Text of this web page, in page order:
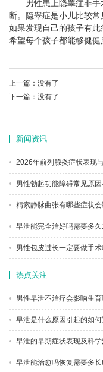
男性患上隐睾症非
断。隐睾症是小儿比较
如果发现自己的孩子有
希望每个孩子都能够健健
上一篇：没有了
下一篇：没有了
新闻资讯
2026年前列腺炎症状表现
男性勃起功能障碍常见原
精索静脉曲张有哪些症状
早泄能完全治好吗需要多
男性包皮过长一定要做手
热点关注
男性早泄不治疗会影响生
早泄是什么原因引起的如
早泄的早期症状表现及科
早泄能治愈吗恢复需要多长